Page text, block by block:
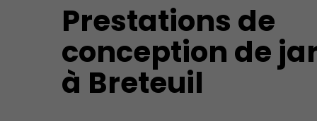
Prestations de
conception de
à Breteuil